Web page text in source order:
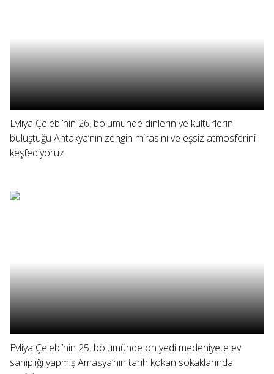
Evliya Çelebi’nin 26. bölümünde dinlerin ve kültürlerin
buluştuğu Antakya’nın zengin mirasını ve eşsiz atmosferini
keşfediyoruz.
Evliya Çelebi’nin 25. bölümünde on yedi medeniyete ev
sahipliği yapmış Amasya’nın tarih kokan sokaklarında